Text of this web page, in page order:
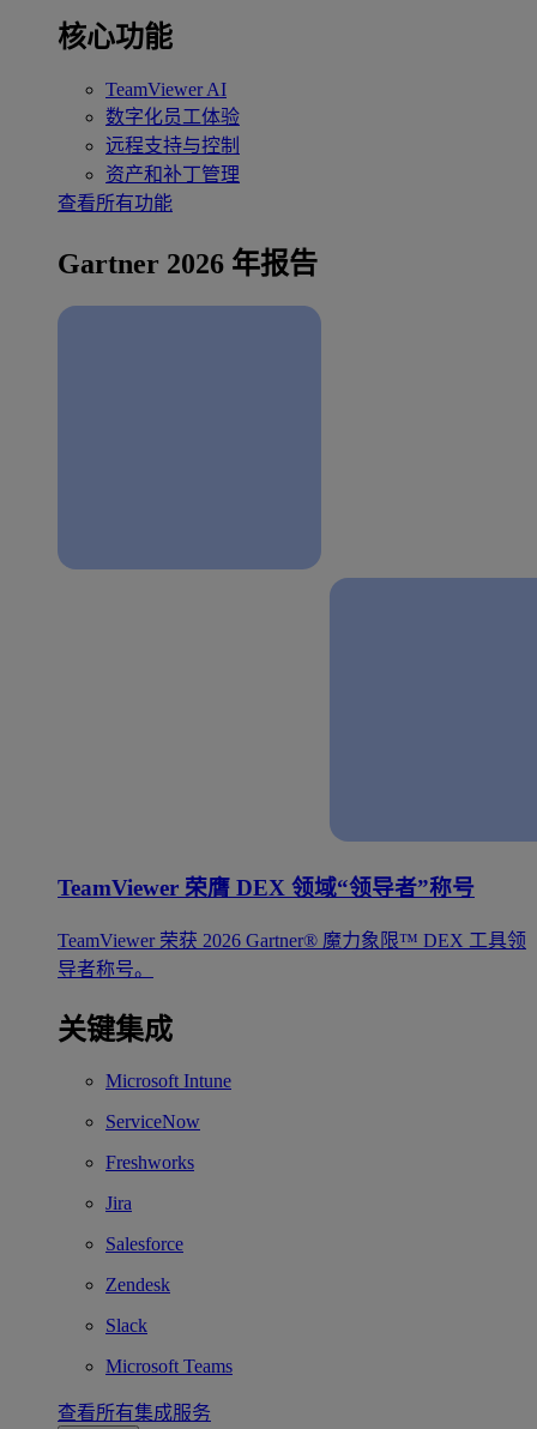
核心功能
TeamViewer AI
数字化员工体验
远程支持与控制
资产和补丁管理
查看所有功能
Gartner 2026 年报告
TeamViewer 荣膺 DEX 领域“领导者”称号
TeamViewer 荣获 2026 Gartner® 魔力象限™ DEX 工具领
导者称号。
关键集成
Microsoft Intune
ServiceNow
Freshworks
Jira
Salesforce
Zendesk
Slack
Microsoft Teams
查看所有集成服务